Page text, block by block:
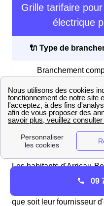
Grille tarifaire
électrique
🔌 Type de
Branchement
Liaison public
Liaison privé
Quels sont les délais et
compteur EDF à
Les habitants d'Arricau-
d'Arricau-Bordes
que soit leur fournisseur
09